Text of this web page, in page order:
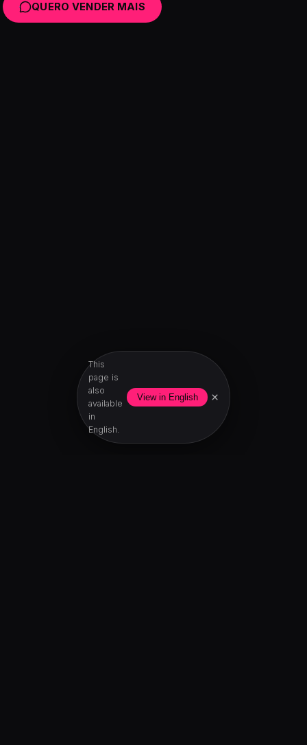
This
page is
also
available
in
English.
View in English ×
QUERO VENDER MAIS